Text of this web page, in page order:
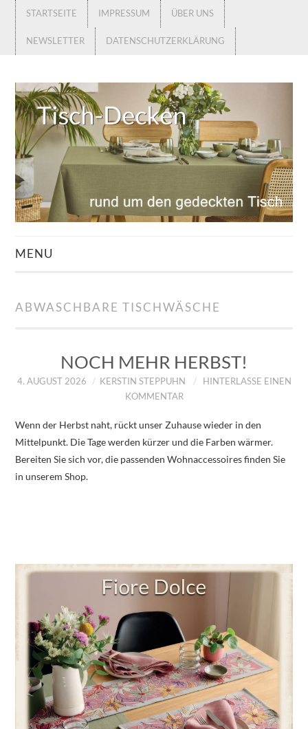
STARTSEITE IMPRESSUM ÜBER UNS
NEWSLETTER DATENSCHUTZERKLÄRUNG
MENU
ÜBER UNS
DATENSCHUTZERKLÄRUNG
ABWASCHBARE TISCHWÄSCHE
NOCH MEHR HERBST!
4. AUGUST 2026 KERSTIN STEPPUHN
HINTERLASSE EINEN
KOMMENTAR
Wenn der Herbst naht, rückt unser Zuhause wieder in den
Mittelpunkt. Die Tage werden kürzer und die Farben wärmer.
Bereiten Sie sich vor, die passenden Wohnaccessoires finden Sie
in unserem Shop.